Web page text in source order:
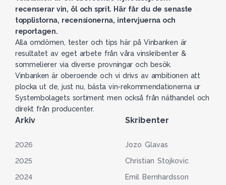
recenserar vin, öl och sprit. Här får du de senaste
topplistorna, recensionerna, intervjuerna och
reportagen.
Alla omdömen, tester och tips här på Vinbanken är
resultatet av eget arbete från våra vinskribenter &
sommelierer via diverse provningar och besök.
Vinbanken är oberoende och vi drivs av ambitionen att
plocka ut de, just nu, bästa vin-rekommendationerna ur
Systembolagets sortiment men också från näthandel och
direkt från producenter.
Arkiv
2026
2025
2024
Skribenter
Jozo Glavas
Christian Stojkovic
Emil Bernhardsson